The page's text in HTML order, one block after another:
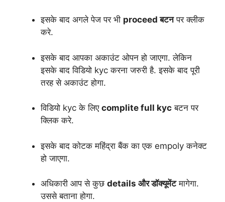
इसके बाद अगले पेज पर भी proceed बटनपर क्लीक
करे.
इसके बाद आपका अकाउंट ओपन हो जाएगा. लेकिन
इसके बाद विडियो kyc करना जरुरी है. इसके बाद पूरी
तरह से अकाउंट होगा.
विडियो kyc के लिए complite full kyc बटन पर
क्लिक करे.
इसके बाद कोटक महिंद्रा बैंक का एक empoly कनेक्ट
हो जाएगा.
अधिकारी आप से कुछ details और डॉक्यूमेंटमागेगा.
उससे बताना होगा.